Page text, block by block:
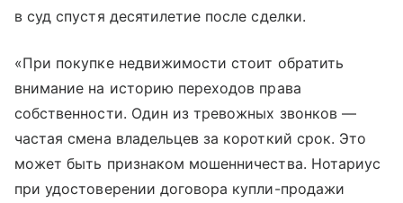
в суд спустя десятилетие после сделки.
«При покупке недвижимости стоит обратить
внимание на историю переходов права
собственности. Один из тревожных звонков —
частая смена владельцев за короткий срок. Это
может быть признаком мошенничества. Нотариус
при удостоверении договора купли-продажи